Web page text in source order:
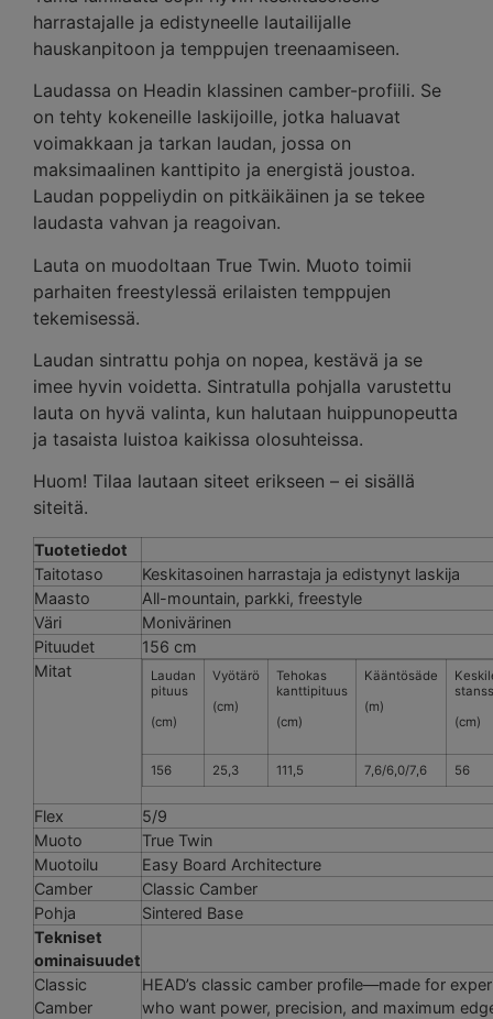
harrastajalle ja edistyneelle lautailijalle
hauskanpitoon ja temppujen treenaamiseen.
Laudassa on Headin klassinen camber-profiili. Se
on tehty kokeneille laskijoille, jotka haluavat
voimakkaan ja tarkan laudan, jossa on
maksimaalinen kanttipito ja energistä joustoa.
Laudan poppeliydin on pitkäikäinen ja se tekee
laudasta vahvan ja reagoivan.
Lauta on muodoltaan True Twin. Muoto toimii
parhaiten freestylessä erilaisten temppujen
tekemisessä.
Laudan sintrattu pohja on nopea, kestävä ja se
imee hyvin voidetta. Sintratulla pohjalla varustettu
lauta on hyvä valinta, kun halutaan huippunopeutta
ja tasaista luistoa kaikissa olosuhteissa.
Huom! Tilaa lautaan siteet erikseen – ei sisällä
siteitä.
Tuotetiedot
Taitotaso
Keskitasoinen harrastaja ja edistynyt laskija
Maasto
All-mountain, parkki, freestyle
Väri
Monivärinen
Pituudet
156 cm
Mitat
Laudan
pituus
(cm)
Vyötärö
(cm)
Tehokas
kanttipituus
(cm)
Kääntösäde
(m)
(cm)
156 25,3 111,5 7,6/6,0/7,6 56
Flex
5/9
Muoto
True Twin
Muotoilu
Easy Board Architecture
Camber
Classic Camber
Pohja
Sintered Base
Tekniset
ominaisuudet
Classic
Camber
HEAD’s classic camber profile—made for
who want power, precision, and maximum